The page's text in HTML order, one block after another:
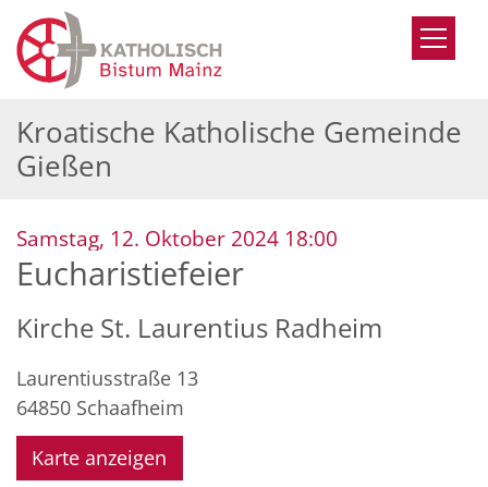
Zum Inhalt springen
Kroatische Katholische Gemeinde
Gießen
Samstag, 12. Oktober 2024 18:00
Eucharistiefeier
Kirche St. Laurentius Radheim
Laurentiusstraße 13
64850 Schaafheim
Karte anzeigen